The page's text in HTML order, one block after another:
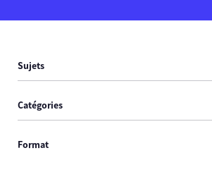
Sujets
Catégories
Format